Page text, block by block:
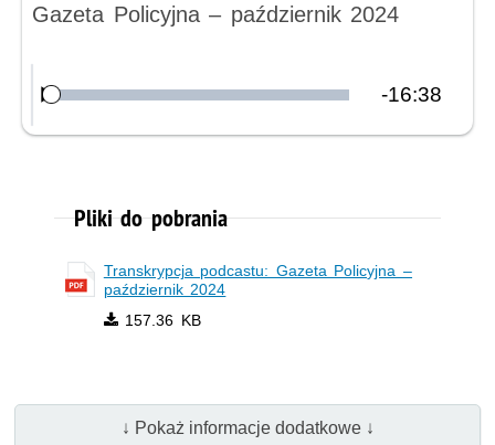
Nagranie audio
Gazeta Policyjna – październik 2024
Odtwórz
Załadowany:
Pozostały
-16:38
Pliki do pobrania
Transkrypcja podcastu: Gazeta Policyjna –
październik 2024
157.36 KB
↓ Pokaż informacje dodatkowe ↓